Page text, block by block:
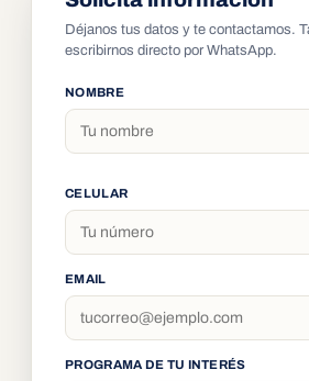
Déjanos tus datos y te contactamos.
escribirnos directo por WhatsApp.
NOMBRE
CELULAR
EMAIL
PROGRAMA DE TU INTERÉS